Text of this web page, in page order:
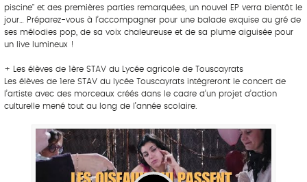
piscine" et des premières parties remarquées, un nouvel EP verra bientôt le
jour… Préparez-vous à l’accompagner pour une balade exquise au gré de
ses mélodies pop, de sa voix chaleureuse et de sa plume aiguisée pour
un live lumineux !
+ Les élèves de 1ère STAV du Lycée agricole de Touscayrats
Les élèves de 1ere STAV du lycée Touscayrats intégreront le concert de
l’artiste avec des morceaux créés dans le cadre d’un projet d’action
culturelle mené tout au long de l’année scolaire.